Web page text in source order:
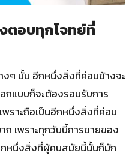
ตอบทุกโจทย์ที่
งๆ นั้น อีกหนึ่งสิ่งที่ค่อนข้างจะ
แบบก็จะต้องรอบรับการ
พราะถือเป็นอีกหนึ่งสิ่งที่ค่อน
เพราะทุกวันนี้การขายของ
หนึ่งสิ่งที่ผู้คนสมัยนี้นั้นก็มัก